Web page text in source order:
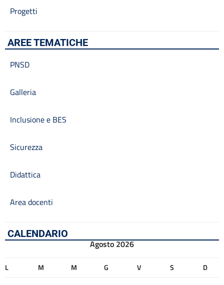
Progetti
AREE TEMATICHE
PNSD
Galleria
Inclusione e BES
Sicurezza
Didattica
Area docenti
CALENDARIO
Agosto 2026
L M M G V S D